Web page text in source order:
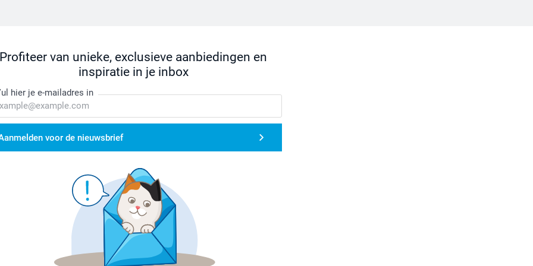
Profiteer van unieke, exclusieve aanbiedingen en
inspiratie in je inbox
hier je e-mailadres in
voor de nieuwsbrief